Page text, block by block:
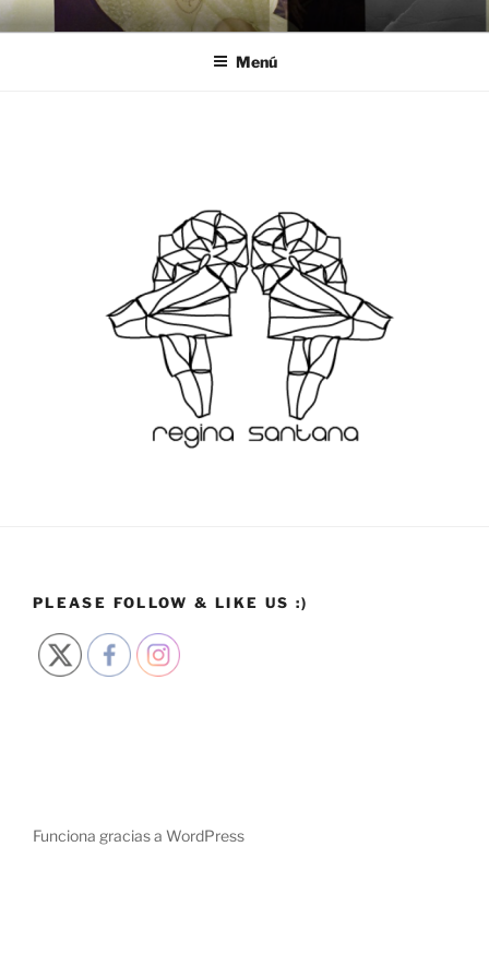
Saltar
al
REGINA SANTANA
Menú
PLEASE FOLLOW & LIKE US :)
Funciona gracias a WordPress